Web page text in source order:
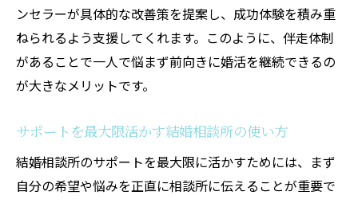
ンセラーが具体的な改善策を提案し、成功体験を積み重
ねられるよう支援してくれます。このように、伴走体制
があることで一人で悩まず前向きに婚活を継続できるの
が大きなメリットです。
サポートを最大限活かす結婚相談所の使い方
結婚相談所のサポートを最大限に活かすためには、まず
自分の希望や悩みを正直に相談所に伝えることが重要で